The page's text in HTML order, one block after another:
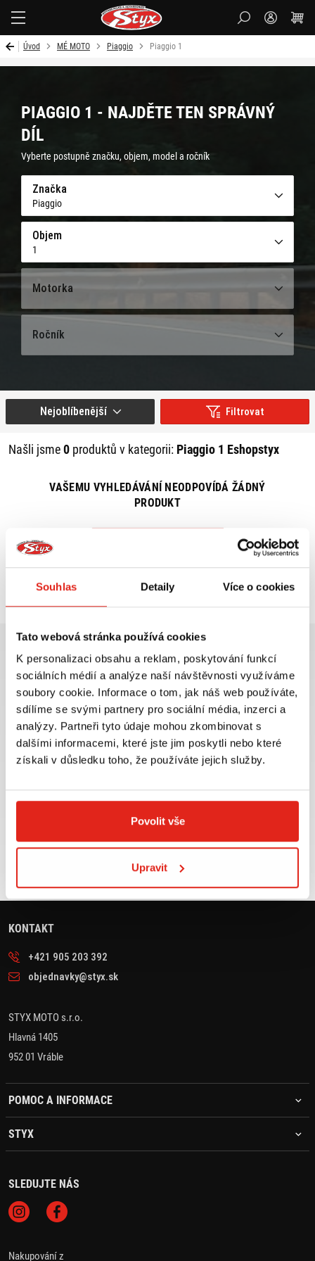
Souhlas Detaily Více o cookies
Tato webová stránka používá cookies
K personalizaci obsahu a reklam, poskytování funkcí
sociálních médií a analýze naší návštěvnosti využíváme
soubory cookie. Informace o tom, jak náš web používáte,
sdílíme se svými partnery pro sociální média, inzerci a
analýzy. Partneři tyto údaje mohou zkombinovat s
dalšími informacemi, které jste jim poskytli nebo které
získali v důsledku toho, že používáte jejich služby.
Povolit vše
Upravit
Úvod MÉ MOTO Piaggio Piaggio 1
PIAGGIO 1 - NAJDĚTE TEN SPRÁVNÝ
DÍL
Vyberte postupně značku, objem, model a ročník
Značka
Piaggio
Objem
1
Motorka
Ročník
Filtrovat
Našli jsme0 produktů v kategorii: Piaggio 1 Eshopstyx
Nejoblíbenější
VAŠEMU VYHLEDÁVÁNÍ NEODPOVÍDÁ ŽÁDNÝ
PRODUKT
Největší výběr moto
příslušenství ihned k
odběru
VÍCE INFO
Doprava ZDARMA pro
objednávky nad 2499 kč v
rámci ČR
VÍCE INFO
expedujeme do 24 hod.
do 30 dnů
KONTAKT
+421 905 203 392
objednavky@styx.sk
STYX MOTO s.r.o.
Hlavná 1405
952 01 Vráble
POMOC A INFORMACE
STYX
SLEDUJTE NÁS
Nakupování z